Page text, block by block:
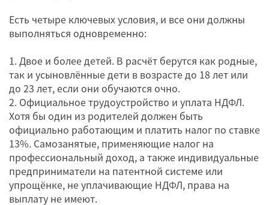
Есть четыре ключевых условия, и все они должны
выполняться одновременно:
1. Двое и более детей. В расчёт берутся как родные,
так и усыновлённые дети в возрасте до 18 лет или
до 23 лет, если они обучаются очно.
2. Официальное трудоустройство и уплата НДФЛ.
Хотя бы один из родителей должен быть
официально работающим и платить налог по ставке
13%. Самозанятые, применяющие налог на
профессиональный доход, а также индивидуальные
предприниматели на патентной системе или
упрощёнке, не уплачивающие НДФЛ, права на
выплату не имеют.